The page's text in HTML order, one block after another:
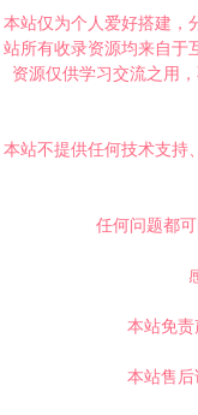
本站仅为个人爱好搭建，
站所有收录资源均来自于
资源仅供学习交流之用
本站不提供任何技术支持
任何问题都
本站免责
本站售后